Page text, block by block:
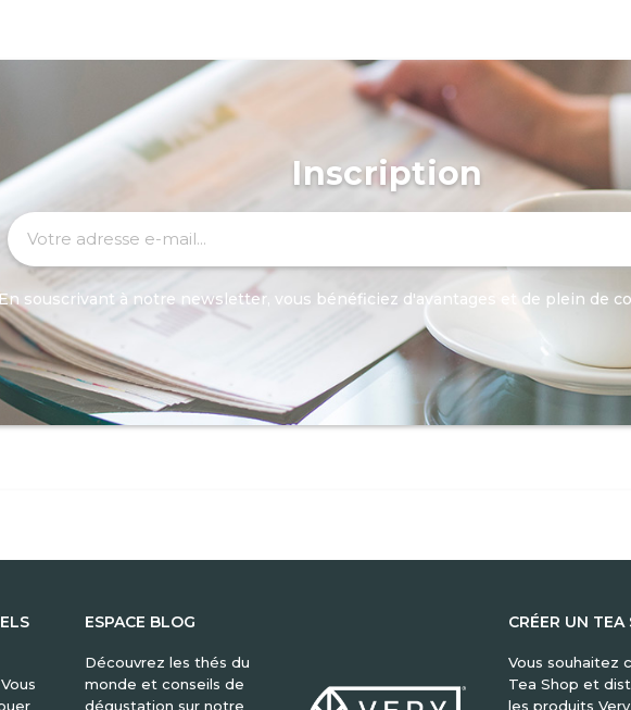
Inscription
souscrivant à notre newsletter, vous bénéficiez d'avantages et de plein de
ESPACE BLOG
Découvrez les thés du
monde et conseils de
dégustation sur notre
CRÉER UN TEA
Vous souhaitez
Tea Shop et
les produits